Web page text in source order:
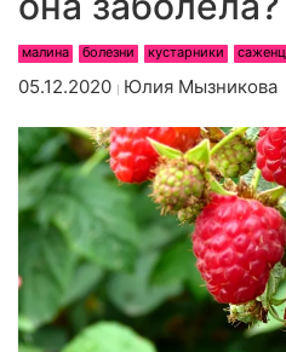
малина болезни кустарники
05.12.2020 Юлия Мызникова